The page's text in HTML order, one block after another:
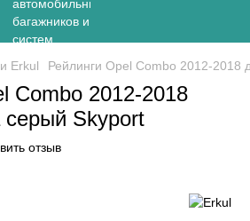
Erkul Рейлинги Opel Combo 2012-2018
Combo 2012-2018
серый Skyport
отзыв